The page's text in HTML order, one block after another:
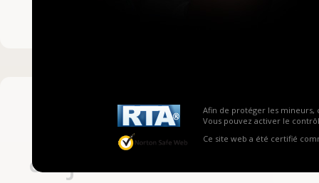
Afin de protéger les mineurs,
Vous pouvez activer le
Ce site web a été certifié
Pas encore
aujourd'hui